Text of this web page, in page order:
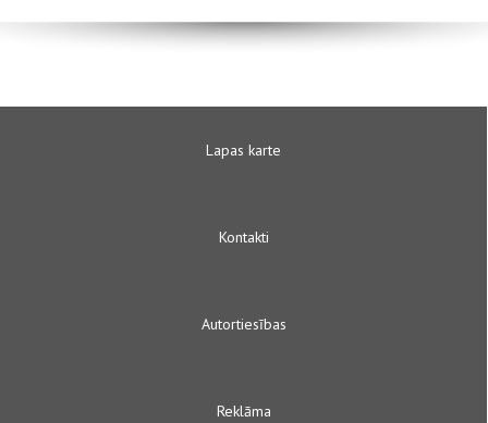
Lapas karte
Kontakti
Autortiesības
Reklāma